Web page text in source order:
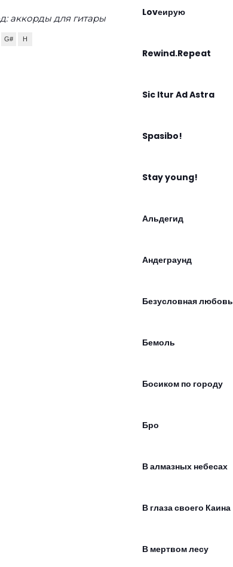
аккорды для гитары
G# H
Lovеирую
Rewind.Repeat
Sic Itur Ad Astra
Spasibo!
Stay young!
Альдегид
Андеграунд
Безусловная любовь
Бемоль
Босиком по городу
Бро
В алмазных небесах
В глаза своего Каина
В мертвом лесу